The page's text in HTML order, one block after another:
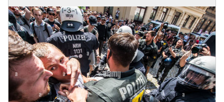
police qui a été interdisant à lui après qu'il et un autre
officier sont tirés au sol par la police anti-émeute.
Credit : Sachelle Babbar/ZUMA/Alamy Fil Live News